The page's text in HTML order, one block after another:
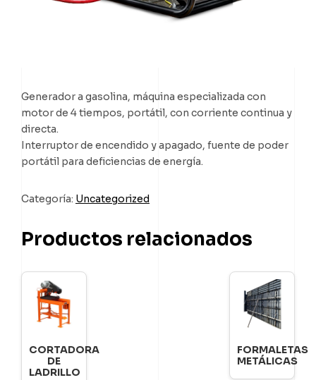
Generador a gasolina, máquina especializada con
motor de 4 tiempos, portátil, con corriente continua y
directa.
Interruptor de encendido y apagado, fuente de poder
portátil para deficiencias de energía.
Categoría: Uncategorized
Productos relacionados
CORTADORA
DE
LADRILLO
FORMALETAS
METÁLICAS